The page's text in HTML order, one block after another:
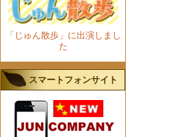
「じゅん散歩」に出演しまし
た
スマートフォンサイト